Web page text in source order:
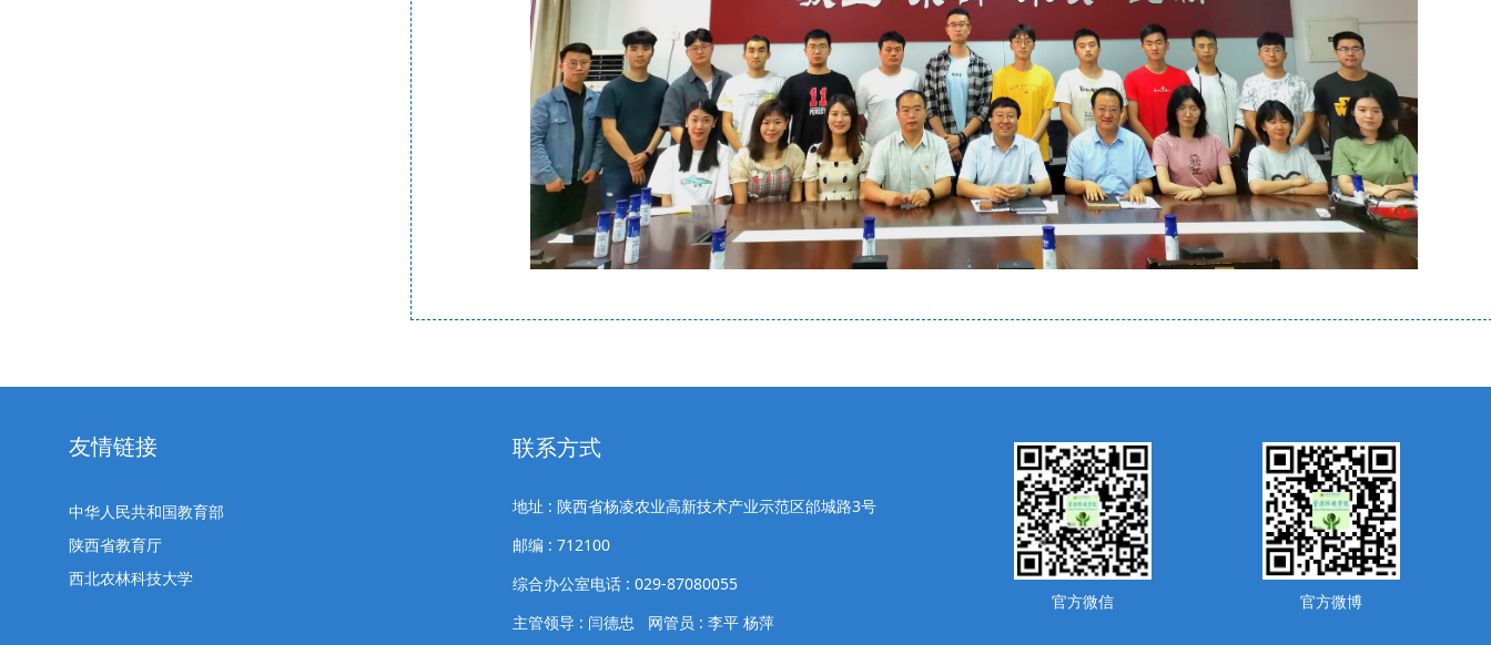
友情链接
中华人民共和国教育部
陕西省教育厅
西北农林科技大学
联系方式
地址 : 陕西省杨凌农业高新技术产业示范区邰城路3号
邮编 : 712100
综合办公室电话 : 029-87080055
主管领导 : 闫德忠 网管员 : 李平 杨萍
官方微信 官方微博